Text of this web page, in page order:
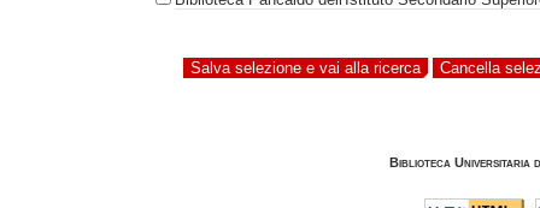
Biblioteca Universitaria